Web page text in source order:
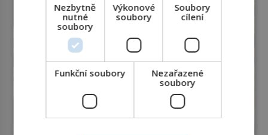
Nezbytně
nutné
soubory
Výkonové
soubory
Soubory
cílení
Funkční soubory
Nezařazené
soubory